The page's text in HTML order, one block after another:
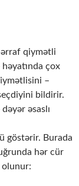
qiymətli
həyatında çox
–
bildirir.
əsaslı
göstərir. Burada
hər cür
olunur: